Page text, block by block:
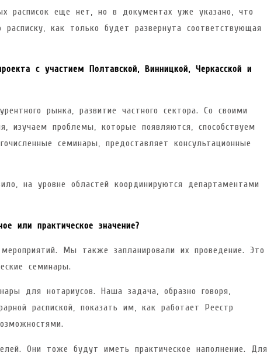
расписок еще нет, но в документах уже указано, что
как только будет развернута соответствующая
с участием Полтавской, Винницкой, Черкасской и
рынка, развитие частного сектора. Со своими
изучаем проблемы, которые появляются, способствуем
семинары, предоставляет консультационные
на уровне областей координируются департаментами
или практическое значение?
Мы также запланировали их проведение. Это
семинары.
для нотариусов. Наша задача, образно говоря,
распиской, показать им, как работает Реестр
Они тоже будут иметь практическое наполнение. Для